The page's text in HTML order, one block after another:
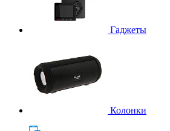
Гаджеты
Колонки